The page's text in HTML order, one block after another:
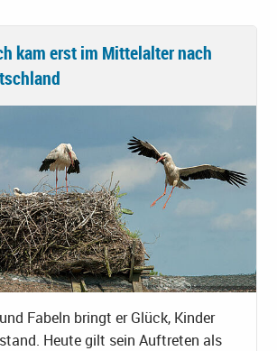
kam erst im Mittelalter nach
Fabeln bringt er Glück, Kinder
Heute gilt sein Auftreten als